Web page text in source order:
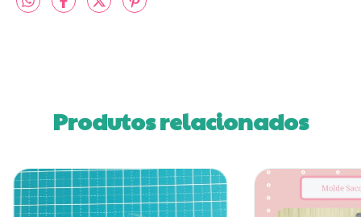
Produtos relacionados